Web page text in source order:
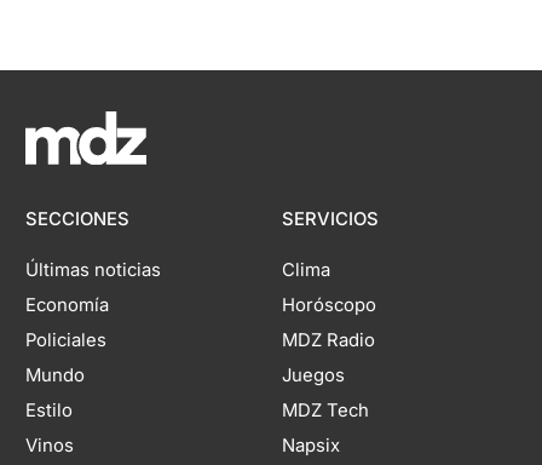
SECCIONES
Últimas noticias
Economía
Policiales
Mundo
Estilo
Vinos
SERVICIOS
Clima
Horóscopo
MDZ Radio
Juegos
MDZ Tech
Napsix